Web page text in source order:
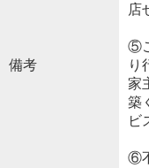
備考
店
⑤
り
家
築
ビ
⑥